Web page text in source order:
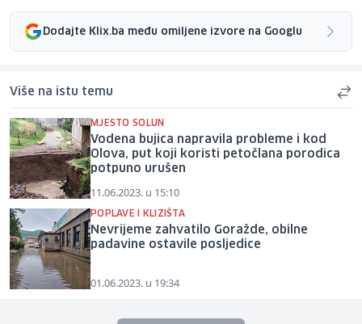
Dodajte Klix.ba među omiljene izvore na Googlu
Više na istu temu
MJESTO SOLUN
Vodena bujica napravila probleme i kod
Olova, put koji koristi petočlana porodica
potpuno urušen
11.06.2023. u 15:10
POPLAVE I KLIZIŠTA
Nevrijeme zahvatilo Goražde, obilne
padavine ostavile posljedice
01.06.2023. u 19:34